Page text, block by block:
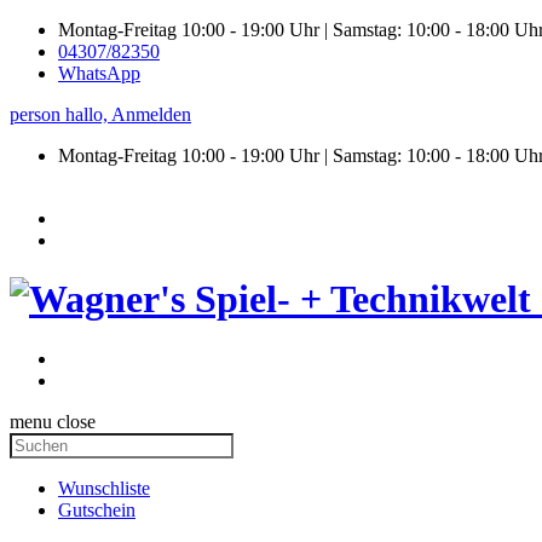
Montag-Freitag 10:00 - 19:00 Uhr | Samstag: 10:00 - 18:00
04307/82350
WhatsApp
person hallo, Anmelden
Montag-Freitag 10:00 - 19:00 Uhr | Samstag: 10:00 - 18:00
menu close
Wunschliste
Gutschein